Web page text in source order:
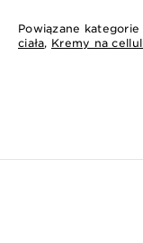
Powiązane
ciała, Kremy na